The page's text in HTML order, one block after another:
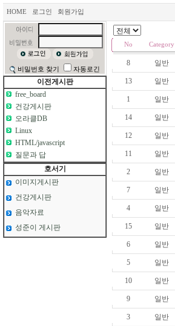
HOME 로그인 회원가입
비밀번호 찾기 자동로긴
이전게시판
free_board
건강게시판
오라클DB
Linux
HTML/javascript
질문과 답
호서기
이미지게시판
건강게시판
음악자료
성준이 게시판
No Category
8 일반
13 일반
1 일반
14 일반
12 일반
11 일반
2 일반
7 일반
4 일반
15 일반
6 일반
5 일반
10 일반
9 일반
3 일반